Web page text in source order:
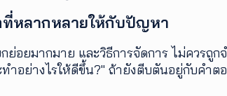
ที่หลากหลายให้กับปัญหา
ยมากมาย และวิธีการจัดการ ไม่ควรถูกจ
ำอย่างไรให้ดีขึ้น?" ถ้ายังตีบตันอยู่กับคำ